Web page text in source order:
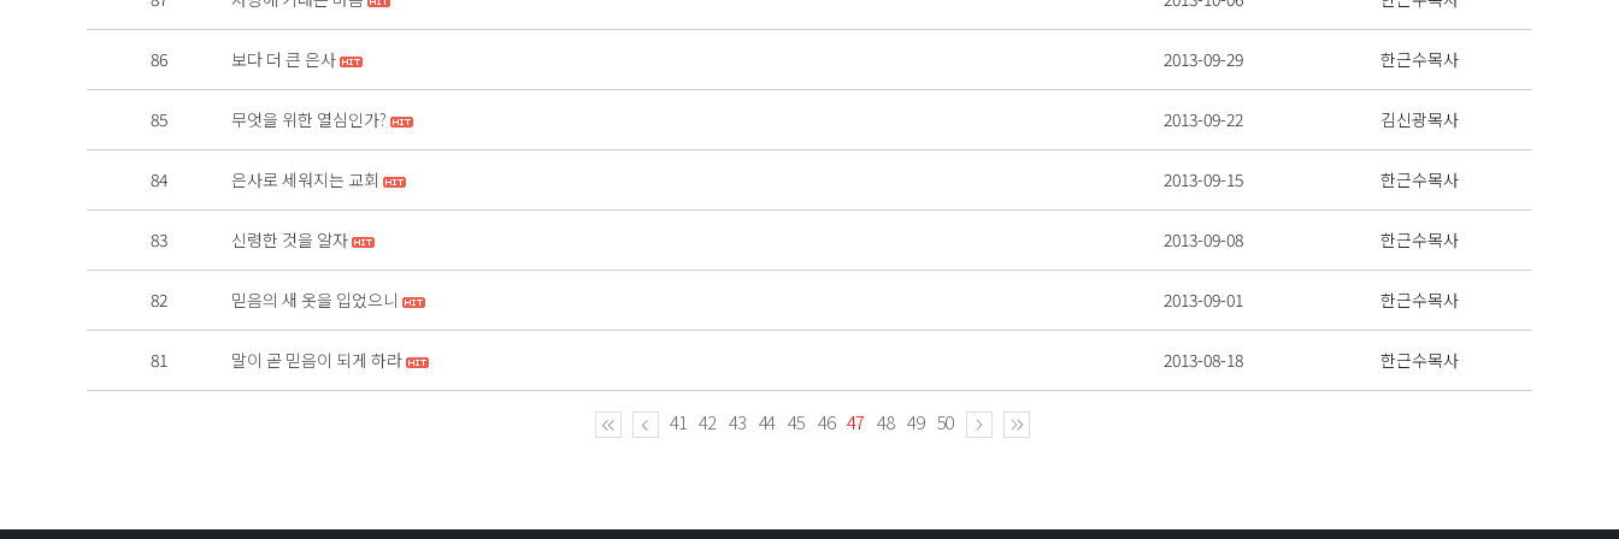
86 보다 더 큰 은사 2013-09-29 한근수목사
85 무엇을 위한 열심인가? 2013-09-22 김신광목사
84 은사로 세워지는 교회 2013-09-15 한근수목사
83 신령한 것을 알자 2013-09-08 한근수목사
82 믿음의 새 옷을 입었으니 2013-09-01 한근수목사
81 말이 곧 믿음이 되게 하라 2013-08-18 한근수목사
41 42 43 44 45 46 47 48 49 50